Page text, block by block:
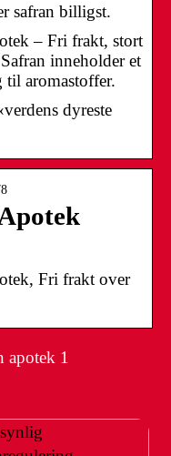
safran billigst.
– Fri frakt, stort
inneholder et
til aromastoffer.
dyreste
Fri frakt over
apotek 1